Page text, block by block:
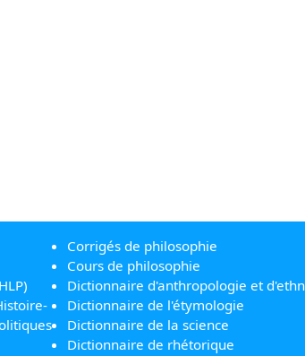
Corrigés de philosophie
Cours de philosophie
Dictionnaire d'anthropologie et
Dictionnaire de l'étymologie
Dictionnaire de la science
Dictionnaire de rhétorique